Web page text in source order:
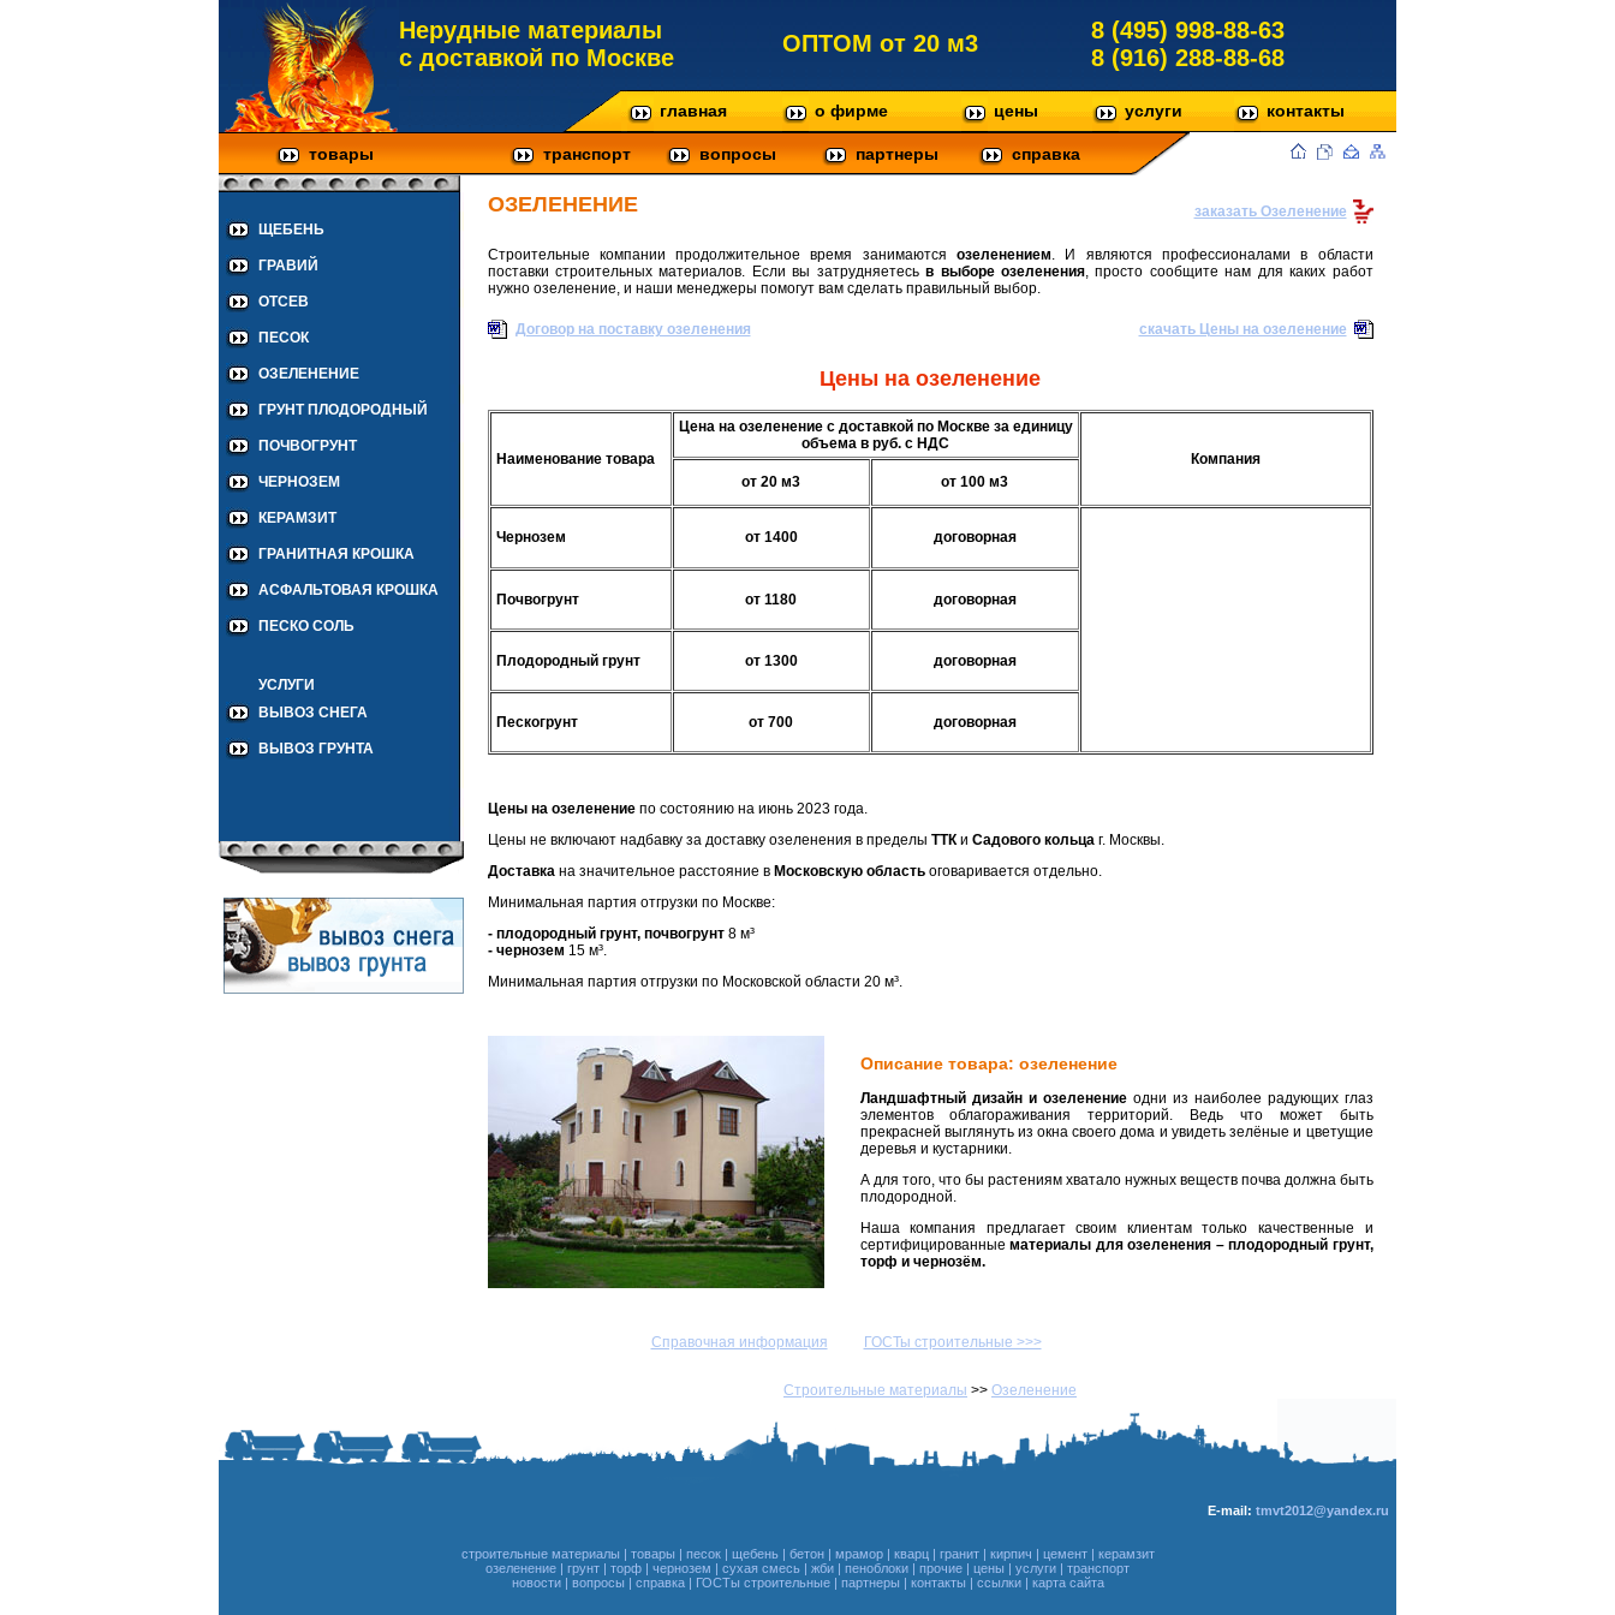
Нерудные материалы
с доставкой по Москве
ОПТОМ от 20 м3
8 (495) 998-88-63
8 (916) 288-88-68
главная о фирме цены услуги контакты
товары транспорт вопросы партнеры справка
ЩЕБЕНЬ
ГРАВИЙ
ОТСЕВ
ПЕСОК
ОЗЕЛЕНЕНИЕ
ГРУНТ ПЛОДОРОДНЫЙ
ПОЧВОГРУНТ
ЧЕРНОЗЕМ
КЕРАМЗИТ
ГРАНИТНАЯ КРОШКА
АСФАЛЬТОВАЯ КРОШКА
ПЕСКО СОЛЬ
УСЛУГИ
ВЫВОЗ СНЕГА
ВЫВОЗ ГРУНТА
ОЗЕЛЕНЕНИЕ заказать Озеленение
Строительные компании продолжительное время занимаются озеленением. И являются профессионалами в области
поставки строительных материалов. Если вы затрудняетесьв выборе озеленения, просто сообщите нам для каких работ
нужно озеленение, и наши менеджеры помогут вам сделать правильный выбор.
Договор на поставку озеленения скачать Цены на озеленение
Цены на озеленение
Наименование товара
Цена на озеленение с доставкой по Москве за единицу
объема в руб. с НДС
Компания
от 20 м3
от 100 м3
Чернозем от 1400 договорная
Почвогрунт от 1180 договорная
Плодородный грунт от 1300 договорная
Пескогрунт от 700 договорная
Цены на озеленениепо состоянию на июнь 2023 года.
Цены не включают надбавку за доставку озеленения в пределы ТТКи Садового кольцаг. Москвы.
Доставкана значительное расстояние в Московскую областьоговаривается отдельно.
Минимальная партия отгрузки по Москве:
- плодородный грунт, почвогрунт8 м³
- чернозем 15 м³.
Минимальная партия отгрузки по Московской области 20 м³.
Описание товара: озеленение
Ландшафтный дизайн и озеленениеодни из наиболее радующих глаз
элементов облагораживания территорий. Ведь что может быть
прекрасней выглянуть из окна своего дома и увидеть зелёные и цветущие
деревья и кустарники.
А для того, что бы растениям хватало нужных веществ почва должна быть
плодородной.
Наша компания предлагает своим клиентам только качественные и
сертифицированные материалы для озеленения – плодородный грунт,
торф и чернозём.
Справочная информация ГОСТы строительные >>>
Строительные материалы >> Озеленение
E-mail: tmvt2012@yandex.ru
строительные материалы | товары | песок| щебень| бетон| мрамор| кварц| гранит| кирпич | цемент| керамзит
озеленение | грунт | торф | чернозем | сухая смесь | жби | пеноблоки | прочие | цены | услуги | транспорт
новости| вопросы | справка| ГОСТы строительные| партнеры | контакты | ссылки| карта сайта